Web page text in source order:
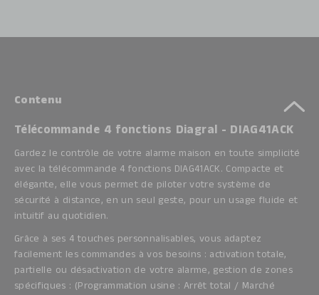
Contenu
Télécommande 4 fonctions Diagral - DIAG41ACK
Gardez le contrôle de votre alarme maison en toute simplicité
avec la télécommande 4 fonctions DIAG41ACK. Compacte et
élégante, elle vous permet de piloter votre système de
sécurité à distance, en un seul geste, pour un usage fluide et
intuitif au quotidien.
Grâce à ses 4 touches personnalisables, vous adaptez
facilement les commandes à vos besoins : activation totale,
partielle ou désactivation de votre alarme, gestion de zones
spécifiques : (Programmation usine : Arrêt total / Marché